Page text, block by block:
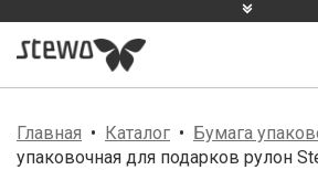
Главная Каталог Бумага
упаковочная для подарков рулон